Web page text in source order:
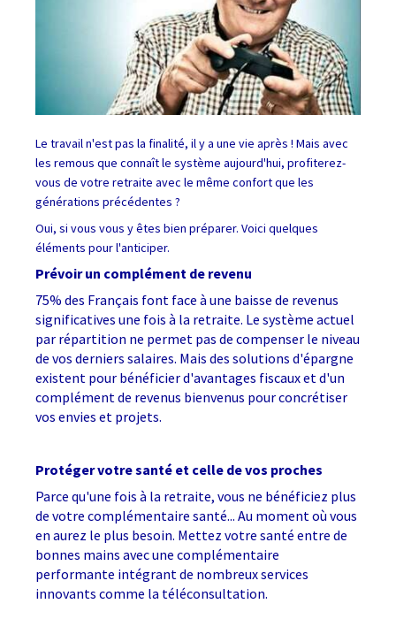
Le travail n'est pas la finalité, il y a une vie après ! Mais avec
les remous que connaît le système aujourd'hui, profiterez-
vous de votre retraite avec le même confort que les
générations précédentes ?
Oui, si vous vous y êtes bien préparer. Voici quelques
éléments pour l'anticiper.
Prévoir un complément de revenu
75% des Français font face à une baisse de revenus
significatives une fois à la retraite. Le système actuel
par répartition ne permet pas de compenser le niveau
de vos derniers salaires. Mais des solutions d'épargne
existent pour bénéficier d'avantages fiscaux et d'un
complément de revenus bienvenus pour concrétiser
vos envies et projets.
Protéger votre santé et celle de vos proches
Parce qu'une fois à la retraite, vous ne bénéficiez plus
de votre complémentaire santé... Au moment où vous
en aurez le plus besoin. Mettez votre santé entre de
bonnes mains avec une complémentaire
performante intégrant de nombreux services
innovants comme la téléconsultation.